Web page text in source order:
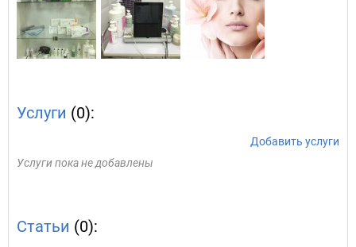
Услуги (0):
Добавить услуги
Услуги пока не добавлены
Статьи (0):